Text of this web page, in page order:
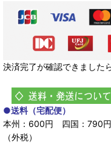
決済完了が確認できました
●送料（宅配便）
本州：600円 四国：790
（外税）